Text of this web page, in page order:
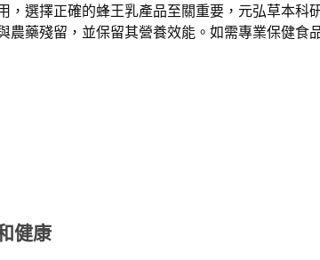
，選擇正確的蜂王乳產品至關重要，元弘草本科
農藥殘留，並保留其營養效能。如需專業保健食
健康